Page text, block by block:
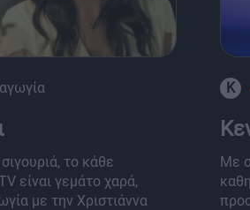
το κάθε
είναι γεμάτο χαρά,
με την Χριστιάννα
K
Με